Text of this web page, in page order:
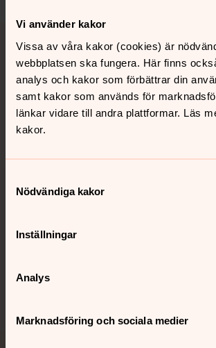
Vi använder kakor
Vissa av våra kakor (cookies) är
webbplatsen ska fungera. Här finns
analys och kakor som förbättrar din
samt kakor som används för
länkar vidare till andra plattformar. Läs
kakor.
Nödvändiga kakor
Inställningar
Analys
Marknadsföring och sociala medier
Tillbaka till toppen
Tillbaka till innehållet
Kontakt
Hitta snabbt